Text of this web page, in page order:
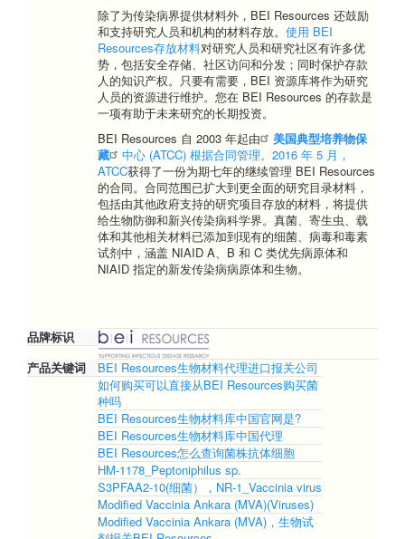
除了为传染病界提供材料外，BEI Resources 还鼓励
和支持研究人员和机构的材料存放。 使用 BEI
Resources存放材料对研究人员和研究社区有许多优
势，包括安全存储、社区访问和分发；同时保护存款
人的知识产权。只要有需要，BEI 资源库将作为研究
人员的资源进行维护。您在 BEI Resources 的存款是
一项有助于未来研究的长期投资。
BEI Resources 自 2003 年起由
美国典型培养物保
藏
中心 (ATCC) 根据合同管理。2016 年 5 月，
ATCC获得了一份为期七年的继续管理 BEI Resources
的合同。合同范围已扩大到更全面的研究目录材料，
包括由其他政府支持的研究项目存放的材料，将提供
给生物防御和新兴传染病科学界。真菌、寄生虫、载
体和其他相关材料已添加到现有的细菌、病毒和毒素
试剂中，涵盖 NIAID A、B 和 C 类优先病原体和
NIAID 指定的新发传染病病原体和生物。
品牌标识
产品关键词
BEI Resources生物材料代理进口报关公司
如何购买可以直接从BEI Resources购买菌
种吗
BEI Resources生物材料库中国官网是?
BEI Resources生物材料库中国代理
BEI Resources怎么查询菌株抗体细胞
HM-1178_Peptoniphilus sp.
S3PFAA2-10(细菌），NR-1_Vaccinia virus
Modified Vaccinia Ankara (MVA)(Viruses)
Modified Vaccinia Ankara (MVA)，生物试